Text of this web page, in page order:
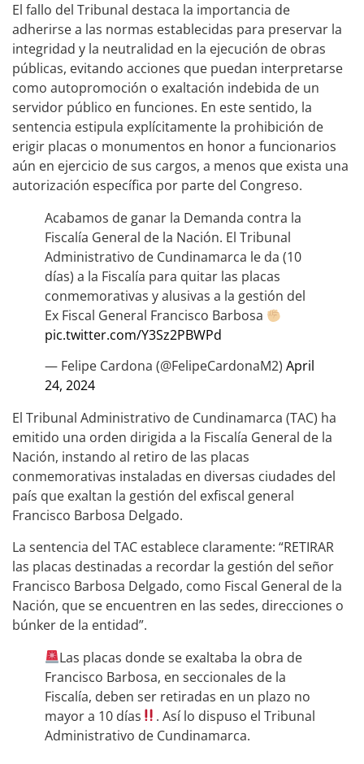
El fallo del Tribunal destaca la importancia de
adherirse a las normas establecidas para preservar la
integridad y la neutralidad en la ejecución de obras
públicas, evitando acciones que puedan interpretarse
como autopromoción o exaltación indebida de un
servidor público en funciones. En este sentido, la
sentencia estipula explícitamente la prohibición de
erigir placas o monumentos en honor a funcionarios
aún en ejercicio de sus cargos, a menos que exista una
autorización específica por parte del Congreso.
Acabamos de ganar la Demanda contra la
Fiscalía General de la Nación. El Tribunal
Administrativo de Cundinamarca le da (10
días) a la Fiscalía para quitar las placas
conmemorativas y alusivas a la gestión del
Ex Fiscal General Francisco Barbosa
pic.twitter.com/Y3Sz2PBWPd
— Felipe Cardona (@FelipeCardonaM2) April
24, 2024
El Tribunal Administrativo de Cundinamarca (TAC) ha
emitido una orden dirigida a la Fiscalía General de la
Nación, instando al retiro de las placas
conmemorativas instaladas en diversas ciudades del
país que exaltan la gestión del exfiscal general
Francisco Barbosa Delgado.
La sentencia del TAC establece claramente: “RETIRAR
las placas destinadas a recordar la gestión del señor
Francisco Barbosa Delgado, como Fiscal General de la
Nación, que se encuentren en las sedes, direcciones o
búnker de la entidad”.
Las placas donde se exaltaba la obra de
Francisco Barbosa, en seccionales de la
Fiscalía, deben ser retiradas en un plazo no
mayor a 10 días
. Así lo dispuso el Tribunal
Administrativo de Cundinamarca.